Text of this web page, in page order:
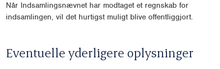
Når Indsamlingsnævnet har modtaget et regnskab for
indsamlingen, vil det hurtigst muligt blive offentliggjort.
Eventuelle yderligere oplysninger